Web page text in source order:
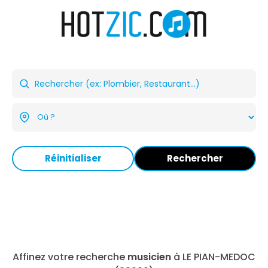
Réinitialiser Rechercher
Affinez votre recherche musicien à LE PIAN-MEDOC